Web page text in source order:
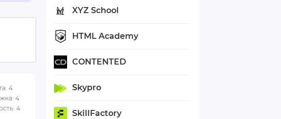
XYZ School
HTML Academy
CONTENTED
Skypro
SkillFactory